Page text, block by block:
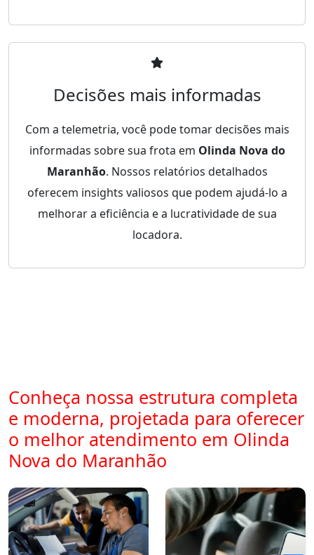
Decisões mais informadas
Com a telemetria, você pode tomar decisões mais
informadas sobre sua frota em Olinda Nova do
Maranhão. Nossos relatórios detalhados
oferecem insights valiosos que podem ajudá-lo a
melhorar a eficiência e a lucratividade de sua
locadora.
Conheça nossa estrutura completa
e moderna, projetada para oferecer
o melhor atendimento em Olinda
Nova do Maranhão